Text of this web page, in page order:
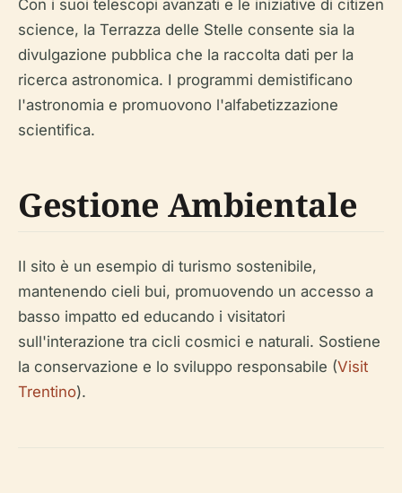
Con i suoi telescopi avanzati e le iniziative di citizen
science, la Terrazza delle Stelle consente sia la
divulgazione pubblica che la raccolta dati per la
ricerca astronomica. I programmi demistificano
l'astronomia e promuovono l'alfabetizzazione
scientifica.
Gestione Ambientale
Il sito è un esempio di turismo sostenibile,
mantenendo cieli bui, promuovendo un accesso a
basso impatto ed educando i visitatori
sull'interazione tra cicli cosmici e naturali. Sostiene
la conservazione e lo sviluppo responsabile (Visit
Trentino).